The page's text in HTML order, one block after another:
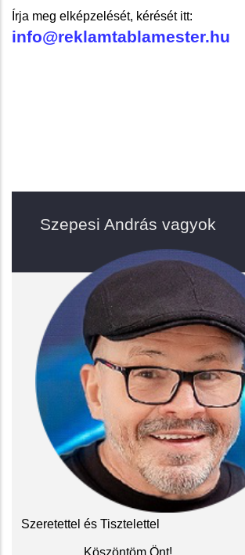
Írja meg elképzelését, kérését itt:
info@reklamtablamester.hu
Szepesi András vagyok
Szeretettel és Tisztelettel
Köszöntöm Önt!